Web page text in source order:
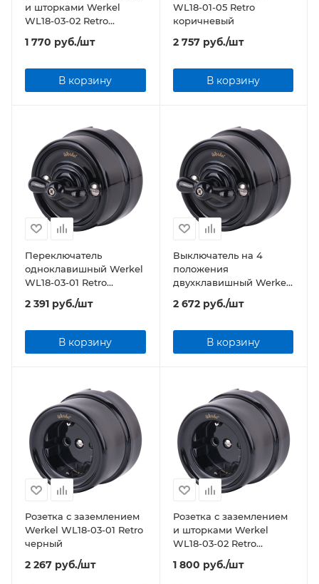
и шторками Werkel
WL18-03-02 Retro
коричневый
1 770 руб./шт
В корзину
WL18-01-05 Retro
коричневый
2 757руб./шт
В корзину
Переключатель
одноклавишный Werkel
WL18-03-01 Retro
2 391 руб./шт
В корзину
Выключатель на 4
положения
двухклавишный Werkel
WL18-01-05 Retro
черный
2 672руб./шт
В корзину
Розетка с заземлением
Werkel WL18-03-01 Retro
черный
2 267 руб./шт
Розетка с заземлением
и шторками Werkel
WL18-03-02 Retro
1 800 руб./шт